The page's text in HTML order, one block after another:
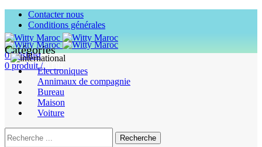
Contacter nous
Conditions générales
0Wishlist
0produit / DH
Catégories
Electroniques
Annimaux de compagnie
Bureau
Maison
Voiture
Recherche